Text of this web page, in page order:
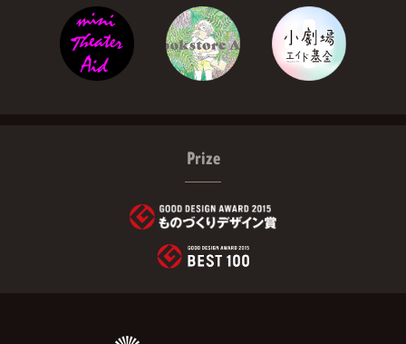
Prize